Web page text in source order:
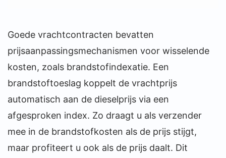
Goede vrachtcontracten bevatten
prijsaanpassingsmechanismen voor wisselende
kosten, zoals brandstofindexatie. Een
brandstoftoeslag koppelt de vrachtprijs
automatisch aan de dieselprijs via een
afgesproken index. Zo draagt u als verzender
mee in de brandstofkosten als de prijs stijgt,
maar profiteert u ook als de prijs daalt. Dit